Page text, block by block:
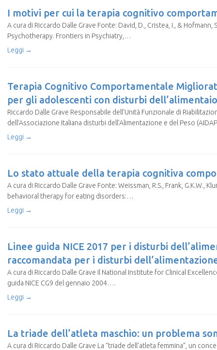
I motivi per cui la terapia cognitivo
A cura di Riccardo Dalle Grave Fonte: David, D., Cristea, I., &
Psychotherapy. Frontiers in Psychiatry,…
Leggi →
Terapia Cognitivo Comportamentale
per gli adolescenti con disturbi
Riccardo Dalle Grave Responsabile dell’Unità Funzionale di
dell’Associazione Italiana disturbi dell’Alimentazione e del Peso
Leggi →
Lo stato attuale della terapia cognitiva
A cura di Riccardo Dalle Grave Fonte: Weissman, R.S., Frank, G.K.W.,
behavioral therapy for eating disorders:…
Leggi →
Linee guida NICE 2017 per i disturbi
raccomandata per i disturbi
A cura di Riccardo Dalle Grave Il National Institute for Clinical
guida NICE CG9 del gennaio 2004….
Leggi →
La triade dell’atleta maschio: un problema
A cura di Riccardo Dalle Grave La “triade dell’atleta femmina”, un